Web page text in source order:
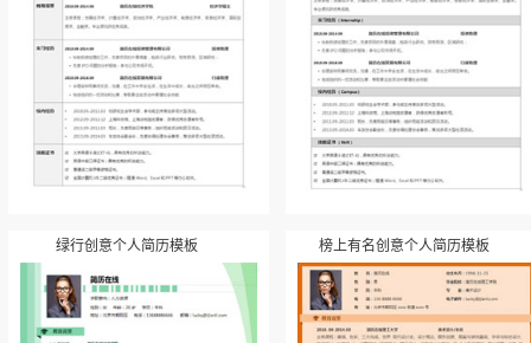
绿行创意个人简历模板 榜上有名创意个人简历模板